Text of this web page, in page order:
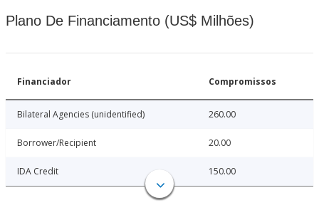
Plano De Financiamento (US$ Milhões)
Financiador Compromissos
Bilateral Agencies (unidentified) 260.00
Borrower/Recipient 20.00
IDA Credit 150.00